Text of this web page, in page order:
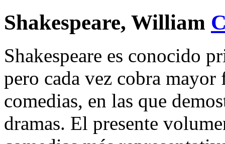
Shakespeare, William
Shakespeare es conocido
pero cada vez cobra mayor
comedias, en las que
dramas. El presente